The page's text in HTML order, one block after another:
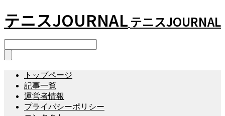
テニスJOURNAL テニスJOURNAL
トップページ
記事一覧
運営者情報
プライバシーポリシー